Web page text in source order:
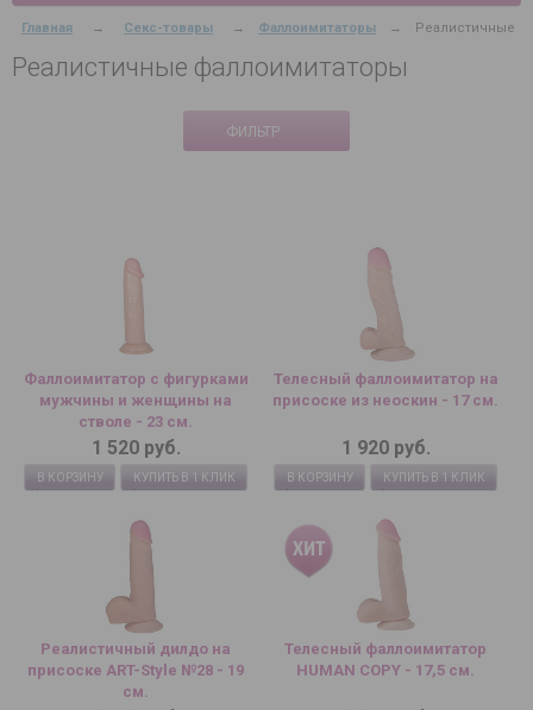
Главная → Секс-товары → Фаллоимитаторы → Реалистичные
Реалистичные фаллоимитаторы
ФИЛЬТР
Фаллоимитатор с фигурками
мужчины и женщины на
стволе - 23 см.
1 520 руб.
В КОРЗИНУ КУПИТЬ В 1 КЛИК
Телесный фаллоимитатор на
присоске из неоскин - 17 см.
1 920 руб.
В КОРЗИНУ КУПИТЬ В 1 КЛИК
Реалистичный дилдо на
присоске ART-Style №28 - 19
см.
Телесный фаллоимитатор
HUMAN COPY - 17,5 см.